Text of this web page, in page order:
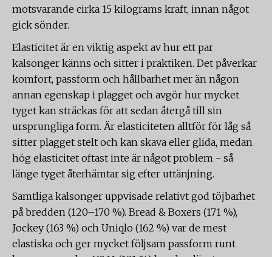
motsvarande cirka 15 kilograms kraft, innan något
gick sönder.
Elasticitet är en viktig aspekt av hur ett par
kalsonger känns och sitter i praktiken. Det påverkar
komfort, passform och hållbarhet mer än någon
annan egenskap i plagget och avgör hur mycket
tyget kan sträckas för att sedan återgå till sin
ursprungliga form. Är elasticiteten alltför för låg så
sitter plagget stelt och kan skava eller glida, medan
hög elasticitet oftast inte är något problem - så
länge tyget återhämtar sig efter uttänjning.
Samtliga kalsonger uppvisade relativt god töjbarhet
på bredden (120–170 %). Bread & Boxers (171 %),
Jockey (163 %) och Uniqlo (162 %) var de mest
elastiska och ger mycket följsam passform runt